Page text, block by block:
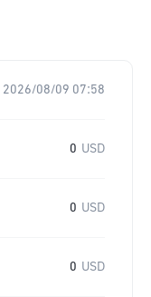
2026/08/09 07:58
0 USD
0 USD
0 USD